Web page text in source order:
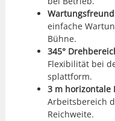
ein­fache
Bühne.
345°
Flex­i­bil­ität bei
splat­tform.
3 m hor­i­zon­tale
Arbeits­bere­ich
Reich­weite.